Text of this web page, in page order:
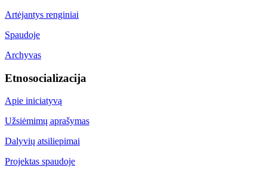
Artėjantys renginiai
Spaudoje
Archyvas
Etnosocializacija
Apie iniciatyvą
Užsiėmimų aprašymas
Dalyvių atsiliepimai
Projektas spaudoje